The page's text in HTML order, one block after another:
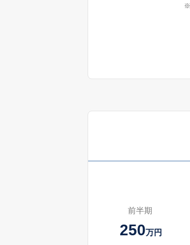
※
前半期
250万円